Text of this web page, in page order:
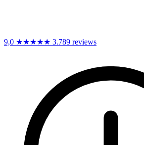
9,0 ★★★★★ 3.789 reviews